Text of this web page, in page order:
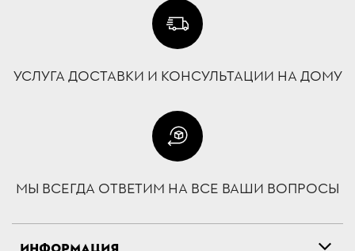
УСЛУГА ДОСТАВКИ И КОНСУЛЬТАЦИИ НА ДОМУ
МЫ ВСЕГДА ОТВЕТИМ НА ВСЕ ВАШИ ВОПРОСЫ